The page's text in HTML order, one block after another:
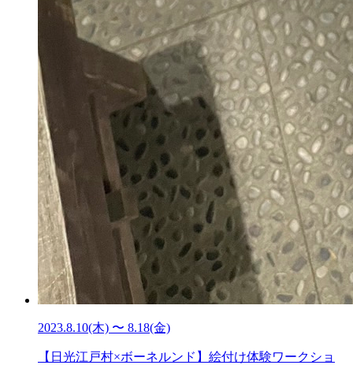
2023.8.10(木) 〜 8.18(金)
【日光江戸村×ボーネルンド】絵付け体験ワークショ